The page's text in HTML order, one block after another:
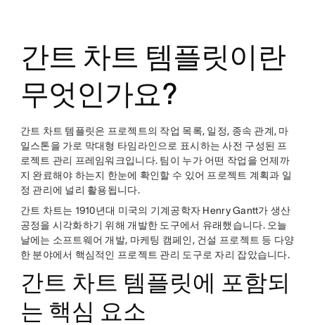
간트 차트 템플릿이란
무엇인가요?
간트 차트 템플릿은 프로젝트의 작업 목록, 일정, 종속 관계, 마
일스톤을 가로 막대형 타임라인으로 표시하는 사전 구성된 프
로젝트 관리 프레임워크입니다. 팀이 누가 어떤 작업을 언제까
지 완료해야 하는지 한눈에 확인할 수 있어 프로젝트 계획과 일
정 관리에 널리 활용됩니다.
간트 차트는 1910년대 미국의 기계공학자 Henry Gantt가 생산
공정을 시각화하기 위해 개발한 도구에서 유래했습니다. 오늘
날에는 소프트웨어 개발, 마케팅 캠페인, 건설 프로젝트 등 다양
한 분야에서 핵심적인 프로젝트 관리 도구로 자리 잡았습니다.
간트 차트 템플릿에 포함되
는 핵심 요소